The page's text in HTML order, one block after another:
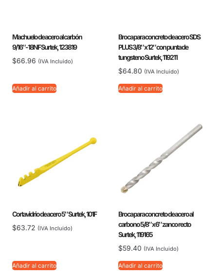
Machuelo de acero al carbón
9/16″-18NF Surtek, 123819
$66.96 (IVA Incluido)
Añadir al carrito
Broca para concreto de acero SDS
PLUS 3/8″ x 12″ con punta de
tungsteno Surtek, 119211
$64.80 (IVA Incluido)
Añadir al carrito
Cortavidrio de acero 5″ Surtek, 101F
$63.72 (IVA Incluido)
Añadir al carrito
Broca para concreto de acero al
carbono 5/8″ x 6″ zanco recto
Surtek, 119165
$59.40 (IVA Incluido)
Añadir al carrito